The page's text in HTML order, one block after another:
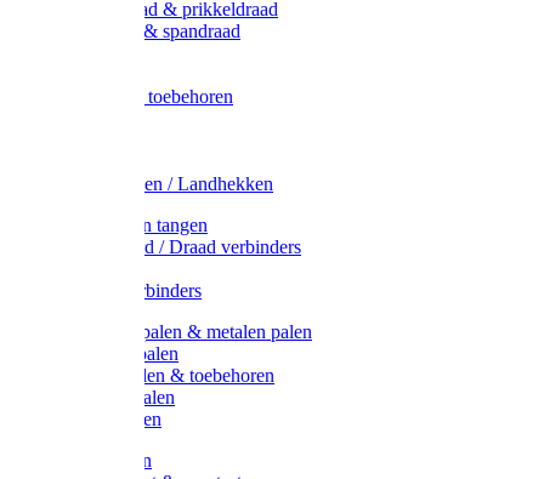
Metaal draad & prikkeldraad
Binddraad & spandraad
Afrasternet toebehoren
Weidehekken / Landhekken
Spanners en tangen
Lint / Koord / Draad verbinders
Litzclip verbinders
Recycling palen & metalen palen
Kunststof palen
T-Post t-palen & toebehoren
Glasfiber palen
Houten palen
Poortgrepen